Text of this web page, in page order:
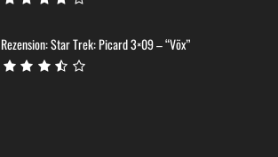
Rezension: Star Trek: Picard 3×09 – “Võx”